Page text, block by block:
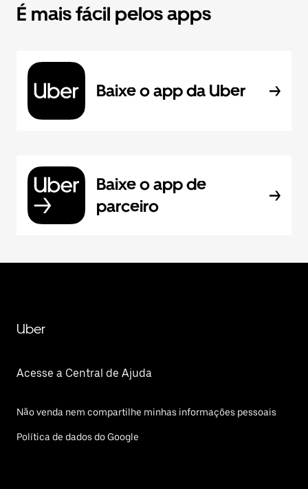
É mais fácil pelos apps
Baixe o app da Uber
Baixe o app de
parceiro
Uber
Acesse a Central de Ajuda
Não venda nem compartilhe minhas informações pessoais
Política de dados do Google